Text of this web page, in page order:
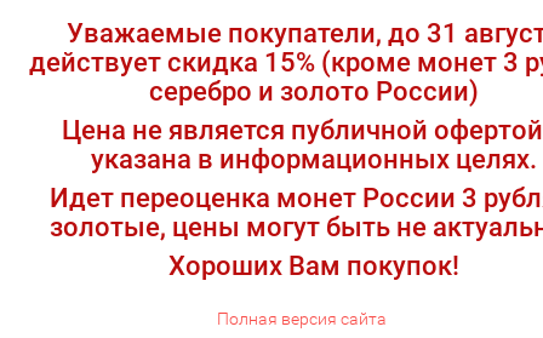
Уважаемые покупатели, до 31
действует скидка 15% (кроме монет 3
серебро и золото России)
Цена не является публичной
указана в информационных целях.
Идет переоценка монет России 3
золотые, цены могут быть не
Хороших Вам покупок!
Полная версия сайта